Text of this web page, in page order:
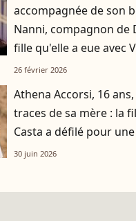
accompagnée de son
Nanni, compagnon de
fille qu'elle a eue avec
26 février 2026
Athena Accorsi, 16
traces de sa mère : la
Casta a défilé pour
30 juin 2026